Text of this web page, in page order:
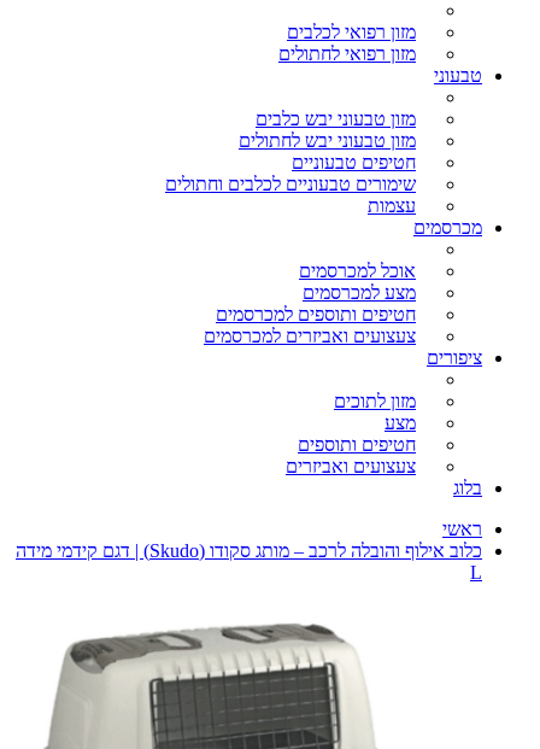
מזון רפואי לכלבים
מזון רפואי לחתולים
טבעוני
מזון טבעוני יבש כלבים
מזון טבעוני יבש לחתולים
חטיפים טבעוניים
שימורים טבעוניים לכלבים וחתולים
עצמות
מכרסמים
אוכל למכרסמים
מצע למכרסמים
חטיפים ותוספים למכרסמים
צעצועים ואביזרים למכרסמים
ציפורים
מזון לתוכים
מצע
חטיפים ותוספים
צעצועים ואביזרים
בלוג
ראשי
כלוב אילוף והובלה לרכב – מותג סקודו (Skudo) | דגם קידמי מידה
L